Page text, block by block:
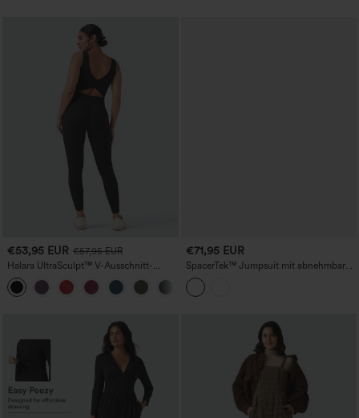
€53,95 EUR €57,95 EUR
Halara UltraSculpt™ V-Ausschnitt-
Workout-Jumpsuit, bauchformend und
po-hebend, mit Taschen
€71,95 EUR
SpacerTek™ Jumpsuit mit abnehmbaren
Trägern, Kordelzug, integriertem BH
und Taschen – Easy Peezy